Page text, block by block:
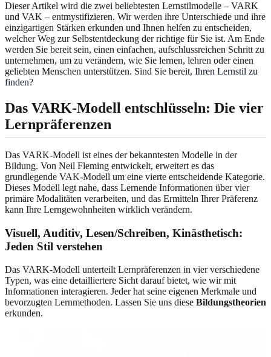
Dieser Artikel wird die zwei beliebtesten Lernstilmodelle – VARK
und VAK – entmystifizieren. Wir werden ihre Unterschiede und ihre
einzigartigen Stärken erkunden und Ihnen helfen zu entscheiden,
welcher Weg zur Selbstentdeckung der richtige für Sie ist. Am Ende
werden Sie bereit sein, einen einfachen, aufschlussreichen Schritt zu
unternehmen, um zu verändern, wie Sie lernen, lehren oder einen
geliebten Menschen unterstützen. Sind Sie bereit, Ihren Lernstil zu
finden?
Das VARK-Modell entschlüsseln: Die vier
Lernpräferenzen
Das VARK-Modell ist eines der bekanntesten Modelle in der
Bildung. Von Neil Fleming entwickelt, erweitert es das
grundlegende VAK-Modell um eine vierte entscheidende Kategorie.
Dieses Modell legt nahe, dass Lernende Informationen über vier
primäre Modalitäten verarbeiten, und das Ermitteln Ihrer Präferenz
kann Ihre Lerngewohnheiten wirklich verändern.
Visuell, Auditiv, Lesen/Schreiben, Kinästhetisch:
Jeden Stil verstehen
Das VARK-Modell unterteilt Lernpräferenzen in vier verschiedene
Typen, was eine detailliertere Sicht darauf bietet, wie wir mit
Informationen interagieren. Jeder hat seine eigenen Merkmale und
bevorzugten Lernmethoden. Lassen Sie uns diese Bildungstheorien
erkunden.